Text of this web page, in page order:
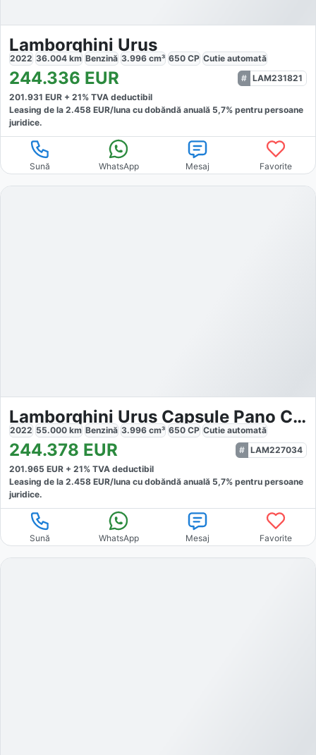
Lamborghini Urus
2022 36.004 km Benzină 3.996 cm³ 650 CP Cutie automată
244.336 EUR
LAM231821
201.931 EUR + 21% TVA deductibil
Leasing de la 2.458 EUR/luna cu dobăndă anuală 5,7% pentru persoane
juridice.
Sună WhatsApp Mesaj Favorite
Lamborghini Urus Capsule Pano Carbon
2022 55.000 km Benzină 3.996 cm³ 650 CP Cutie automată
244.378 EUR
LAM227034
201.965 EUR + 21% TVA deductibil
Leasing de la 2.458 EUR/luna cu dobăndă anuală 5,7% pentru persoane
juridice.
Sună WhatsApp Mesaj Favorite